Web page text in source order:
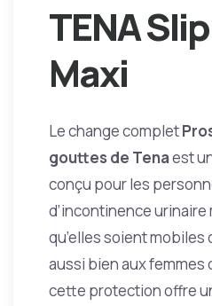
TENA
Maxi
Le change complet
gouttes de Tenaest
conçu pour les
d’incontinence urinaire
qu’elles soient
aussi bien aux femmes
cette protection offre